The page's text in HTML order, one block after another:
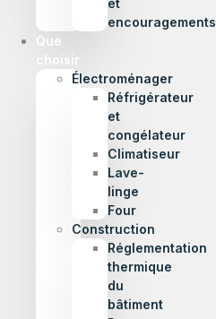
et
encouragements
Que
choisir
Électroménager
Réfrigérateur
et
congélateur
Climatiseur
Lave-
linge
Four
Construction
Réglementation
thermique
du
bâtiment